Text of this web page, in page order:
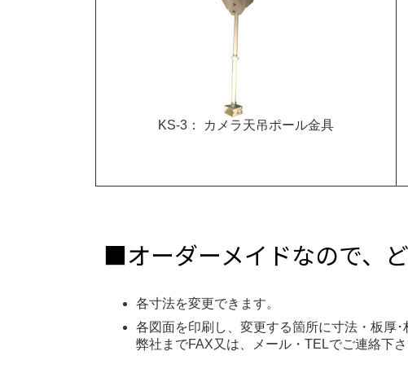
KS-3： カメラ天吊ポール金具
■オーダーメイドなので、
各寸法を変更できます。
各図面を印刷し、変更する箇所に寸法・板厚
弊社までFAX又は、メール・TELでご連絡下